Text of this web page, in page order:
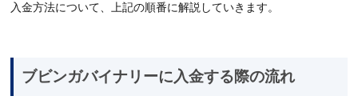
入金方法について、上記の順番に解説していきます。
ブビンガバイナリーに入金する際の流れ